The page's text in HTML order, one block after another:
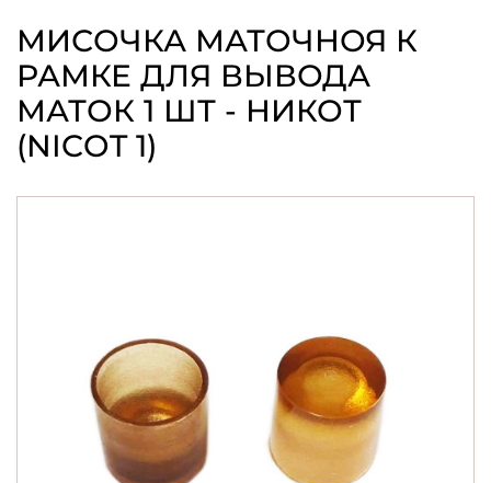
МИСОЧКА МАТОЧНОЯ К
РАМКЕ ДЛЯ ВЫВОДА
МАТОК 1 ШТ - НИКОТ
(NICOT 1)